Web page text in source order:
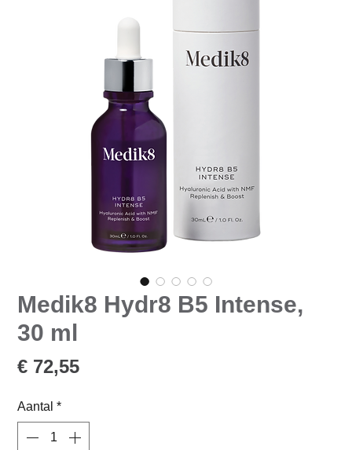
Medik8 Hydr8 B5 Intense,
30 ml
€ 72,55Prijs
Aantal *